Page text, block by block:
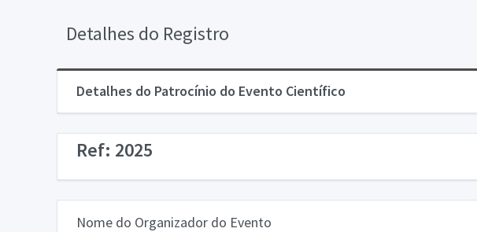
Detalhes do Registro
Detalhes do Patrocínio do Evento Científico
Ref: 2025
Nome do Organizador do Evento